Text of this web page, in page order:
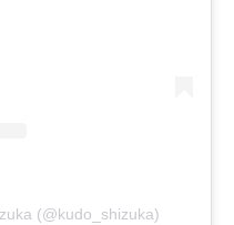
(@kudo_shizuka)